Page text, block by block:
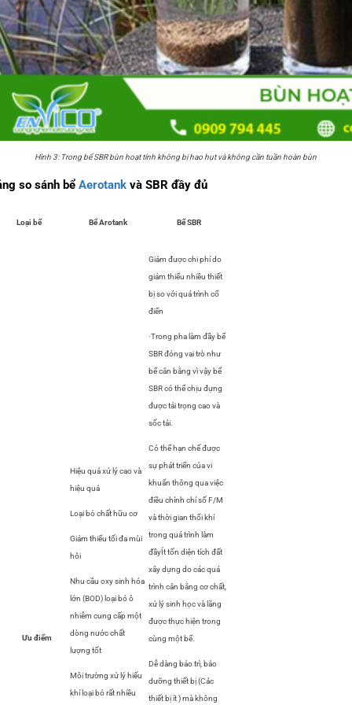
Hình 3: Trong bể SBR bùn hoạt tính không bị hao hụt và không cần tuần hoàn bùn
so sánh bể Aerotank và SBR đầy đủ
Loại bể Bể Arotank Bể SBR
điểm
Hiệu quả xử lý cao và
hiệu quả
Loại bỏ chất hữu cơ
Giảm thiểu tối đa mùi
hôi
Nhu cầu oxy sinh hóa
lớn (BOD) loại bỏ ô
nhiễm cung cấp một
dòng nước chất
lượng tốt
Môi trường xử lý hiếu
khí loại bỏ rất nhiều
Giảm được chi phí do
giảm thiểu nhiều thiết
bị so với quá trình cổ
điển
·Trong pha làm đầy bể
SBR đóng vai trò như
bể cân bằng vì vậy bể
SBR có thể chịu đựng
được tải trọng cao và
sốc tải.
Có thể hạn chế được
sự phát triển của vi
khuẩn thông qua việc
điều chỉnh chỉ số F/M
và thời gian thổi khí
trong quá trình làm
đầyÍt tốn diện tích đất
xây dựng do các quá
trình cân bằng cơ chất,
xử lý sinh học và lắng
được thực hiện trong
cùng một bể.
Dễ dàng bảo trì, bảo
dưỡng thiết bị (Các
thiết bị ít ) mà không